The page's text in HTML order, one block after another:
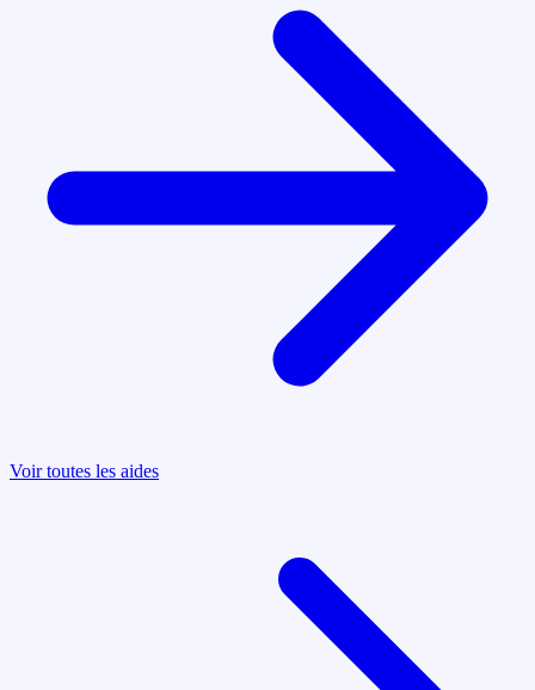
Voir toutes les aides